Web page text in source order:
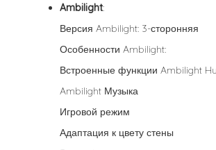
Ambilight:
Версия Ambilight: 3-сторонняя
Особенности Ambilight:
Встроенные функции Ambilight
Ambilight Музыка
Игровой режим
Адаптация к цвету стены